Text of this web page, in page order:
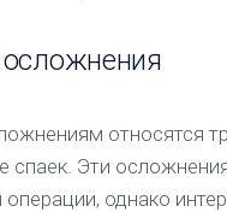
относятся
спаек. Эти
однако